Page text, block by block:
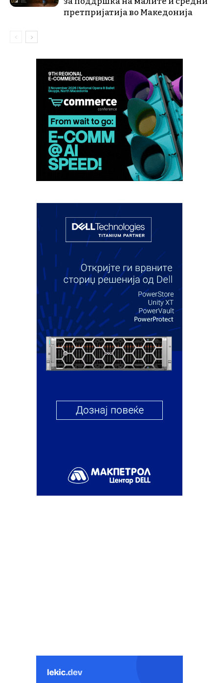
претпријатија во Македонија